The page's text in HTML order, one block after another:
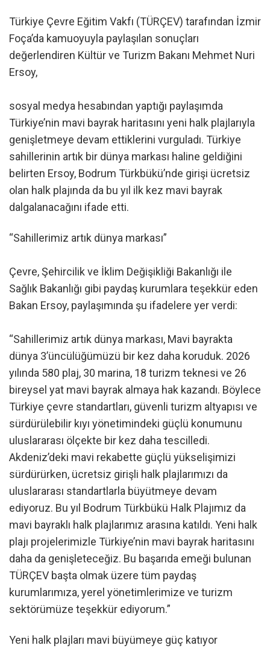
Türkiye Çevre Eğitim Vakfı (TÜRÇEV) tarafından İzmir
Foça’da kamuoyuyla paylaşılan sonuçları
değerlendiren Kültür ve Turizm Bakanı Mehmet Nuri
Ersoy,
sosyal medya hesabından yaptığı paylaşımda
Türkiye’nin mavi bayrak haritasını yeni halk plajlarıyla
genişletmeye devam ettiklerini vurguladı. Türkiye
sahillerinin artık bir dünya markası haline geldiğini
belirten Ersoy, Bodrum Türkbükü’nde girişi ücretsiz
olan halk plajında da bu yıl ilk kez mavi bayrak
dalgalanacağını ifade etti.
“Sahillerimiz artık dünya markası”
Çevre, Şehircilik ve İklim Değişikliği Bakanlığı ile
Sağlık Bakanlığı gibi paydaş kurumlara teşekkür eden
Bakan Ersoy, paylaşımında şu ifadelere yer verdi:
“Sahillerimiz artık dünya markası, Mavi bayrakta
dünya 3’üncülüğümüzü bir kez daha koruduk. 2026
yılında 580 plaj, 30 marina, 18 turizm teknesi ve 26
bireysel yat mavi bayrak almaya hak kazandı. Böylece
Türkiye çevre standartları, güvenli turizm altyapısı ve
sürdürülebilir kıyı yönetimindeki güçlü konumunu
uluslararası ölçekte bir kez daha tescilledi.
Akdeniz’deki mavi rekabette güçlü yükselişimizi
sürdürürken, ücretsiz girişli halk plajlarımızı da
uluslararası standartlarla büyütmeye devam
ediyoruz. Bu yıl Bodrum Türkbükü Halk Plajımız da
mavi bayraklı halk plajlarımız arasına katıldı. Yeni halk
plajı projelerimizle Türkiye’nin mavi bayrak haritasını
daha da genişleteceğiz. Bu başarıda emeği bulunan
TÜRÇEV başta olmak üzere tüm paydaş
kurumlarımıza, yerel yönetimlerimize ve turizm
sektörümüze teşekkür ediyorum.”
Yeni halk plajları mavi büyümeye güç katıyor